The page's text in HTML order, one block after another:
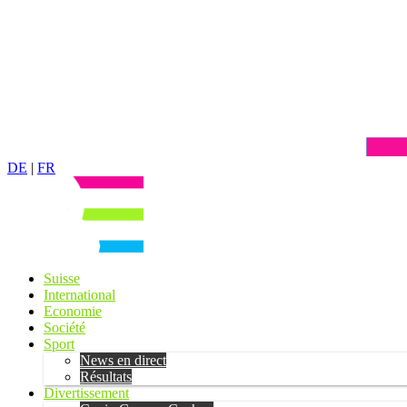
DE | FR
Suisse
International
Economie
Société
Sport
News en direct
Résultats
Divertissement